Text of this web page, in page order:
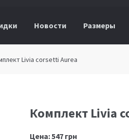
Новости Размеры
Livia corsetti Aurea
Комплект Livia
Цена:547грн